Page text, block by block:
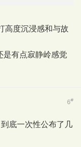
高度沉浸感和与故
是有点寂静岭感觉
6#
底一次性公布了几